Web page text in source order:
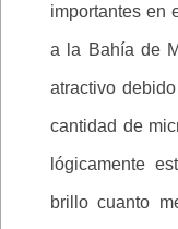
importantes en
a la Bahía de
atractivo
cantidad de
lógicamente
brillo cuanto